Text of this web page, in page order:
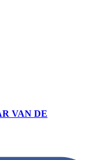
VAN DE